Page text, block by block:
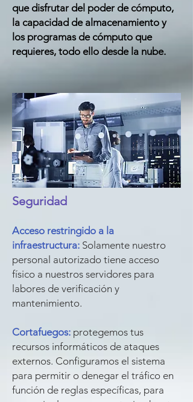
que disfrutar del poder de cómputo,
la capacidad de almacenamiento y
los programas de cómputo que
requieres, todo ello desde la nube.
Seguridad
Acceso restringido a la
infraestructura: Solamente nuestro
personal autorizado tiene acceso
físico a nuestros servidores para
labores de verificación y
mantenimiento.
Cortafuegos: protegemos tus
recursos informáticos de ataques
externos. Configuramos el sistema
para permitir o denegar el tráfico en
función de reglas específicas, para